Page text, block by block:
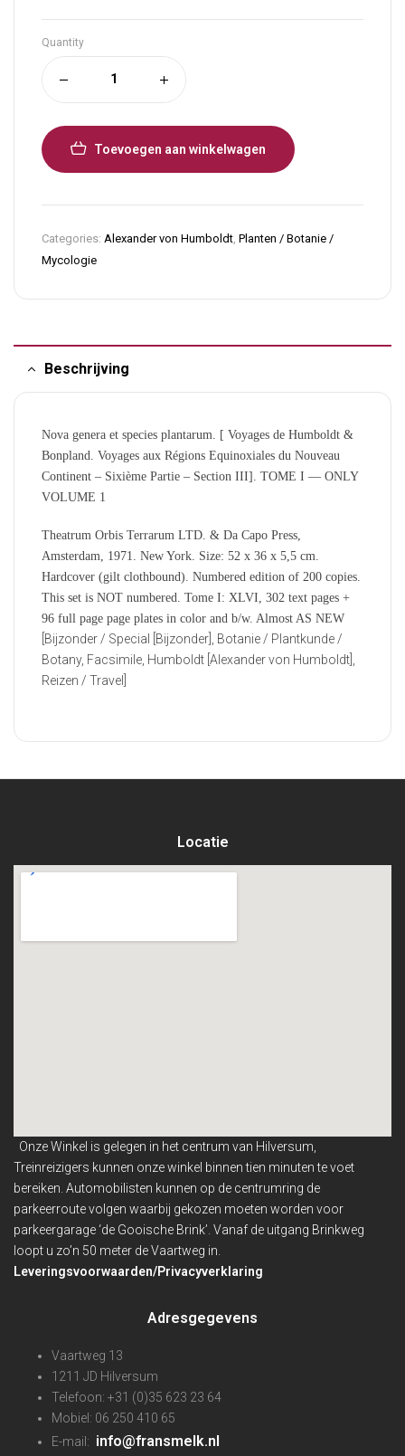
Quantity
Toevoegen aan winkelwagen
Categories: Alexander von Humboldt Planten / Botanie /
Mycologie
Beschrijving
Nova genera et species plantarum. [ Voyages de Humboldt &
Bonpland. Voyages aux Régions Equinoxiales du Nouveau
Continent – Sixième Partie – Section III]. TOME I — ONLY
VOLUME 1
Theatrum Orbis Terrarum LTD. & Da Capo Press,
Amsterdam, 1971. New York. Size: 52 x 36 x 5,5 cm.
Hardcover (gilt clothbound). Numbered edition of 200 copies.
This set is NOT numbered. Tome I: XLVI, 302 text pages +
96 full page page plates in color and b/w. Almost AS NEW
[Bijzonder / Special [Bijzonder], Botanie / Plantkunde /
Botany, Facsimile, Humboldt [Alexander von Humboldt],
Reizen / Travel]
Locatie
Onze Winkel is gelegen in het centrum van Hilversum,
Treinreizigers kunnen onze winkel binnentien minuten te voet
bereiken. Automobilisten kunnen op de centrumring de
parkeerroute volgen waarbij gekozen moeten worden voor
parkeergarage ‘de Gooische Brink’. Vanaf de uitgang Brinkweg
loopt u zo’n 50 meter de Vaartweg in.
Leveringsvoorwaarden/Privacyverklaring
Adresgegevens
Vaartweg 13
1211 JD Hilversum
Telefoon: +31 (0)35 623 23 64
Mobiel: 06 250 410 65
E-mail: info@fransmelk.nl